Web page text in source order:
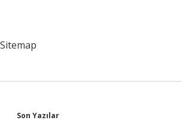
Sitemap
Sidebar
Son Yazılar